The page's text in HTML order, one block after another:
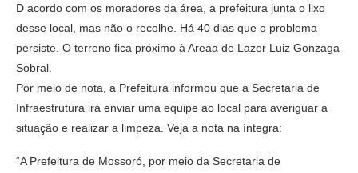
D acordo com os moradores da área, a prefeitura junta o lixo
desse local, mas não o recolhe. Há 40 dias que o problema
persiste. O terreno fica próximo à Areaa de Lazer Luiz Gonzaga
Sobral.
Por meio de nota, a Prefeitura informou que a Secretaria de
Infraestrutura irá enviar uma equipe ao local para averiguar a
situação e realizar a limpeza. Veja a nota na íntegra:
“A Prefeitura de Mossoró, por meio da Secretaria de